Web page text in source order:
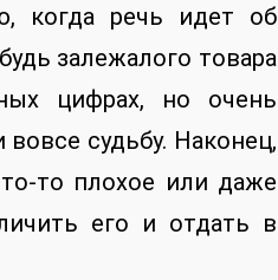
когда речь идет об
залежалого товара
цифрах, но очень
судьбу. Наконец,
то плохое или даже
его и отдать в